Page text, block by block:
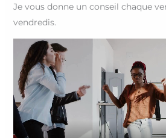
Je vous donne un conseil chaque
vendredis.